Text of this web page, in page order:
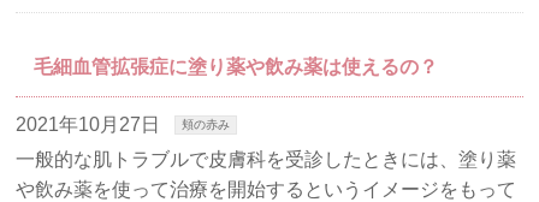
毛細血管拡張症に塗り薬や飲み薬は使えるの？
2021年10月27日 頬の赤み
一般的な肌トラブルで皮膚科を受診したときには、塗り薬
や飲み薬を使って治療を開始するというイメージをもって